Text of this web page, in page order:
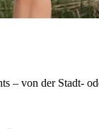
– von der Stadt-